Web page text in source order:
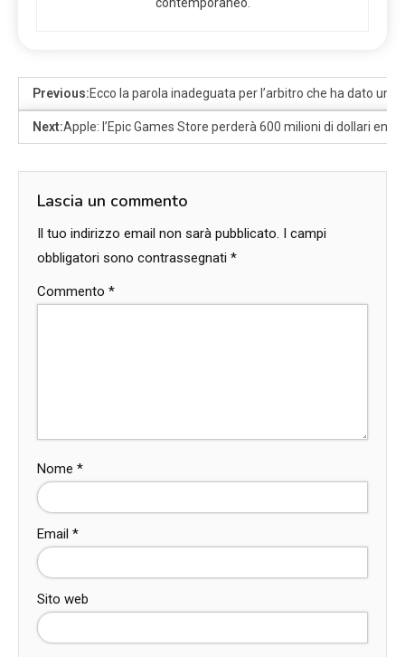
contemporaneo.
Previous:Ecco la parola inadeguata per l’arbitro che ha dato un
Next:Apple: l’Epic Games Store perderà 600 milioni di dollari
Lascia un commento
Il tuo indirizzo email non sarà pubblicato. I campi
obbligatori sono contrassegnati *
Commento *
Nome *
Email *
Sito web